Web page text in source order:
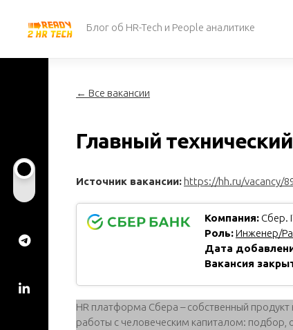
содержанию
Блог об HR-Tech и People аналитике
← Все вакансии
Главный
Источник вакансии: https://hh.ru/vacancy/
Компания: Сбер.
Роль:Инженер/
Дата
Вакансия
HR платформа Сбера – собственный
работы с человеческим капиталом: подбор,